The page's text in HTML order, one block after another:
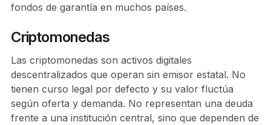
fondos de garantía en muchos países.
Criptomonedas
Las criptomonedas son activos digitales
descentralizados que operan sin emisor estatal. No
tienen curso legal por defecto y su valor fluctúa
según oferta y demanda. No representan una deuda
frente a una institución central, sino que dependen de